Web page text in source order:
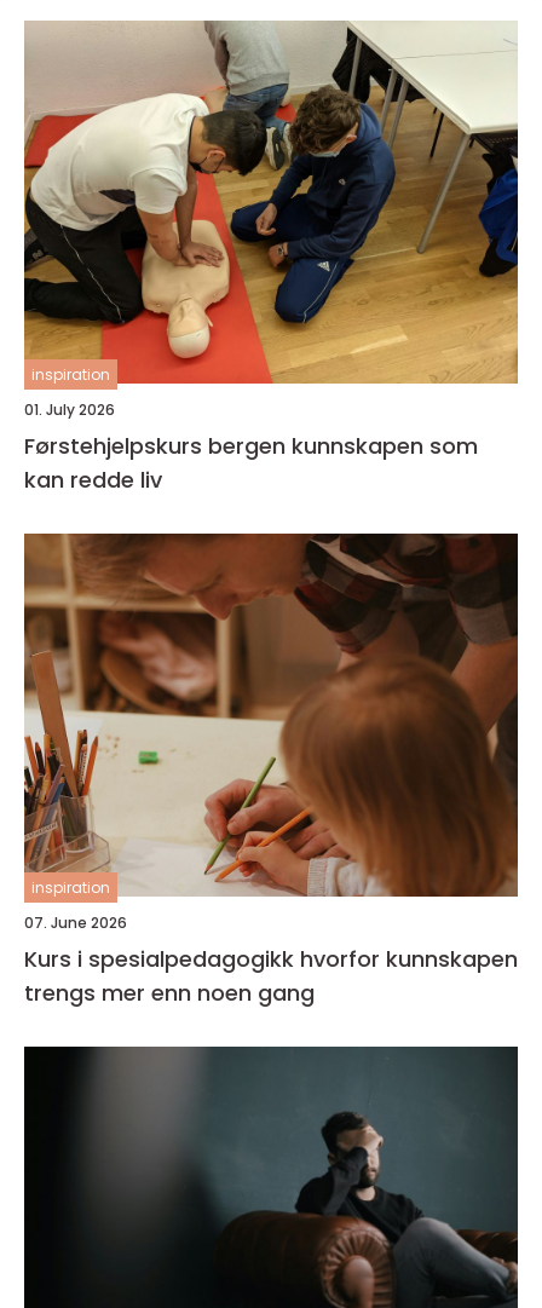
inspiration
01. July 2026
Førstehjelpskurs bergen kunnskapen som
kan redde liv
inspiration
07. June 2026
Kurs i spesialpedagogikk hvorfor kunnskapen
trengs mer enn noen gang